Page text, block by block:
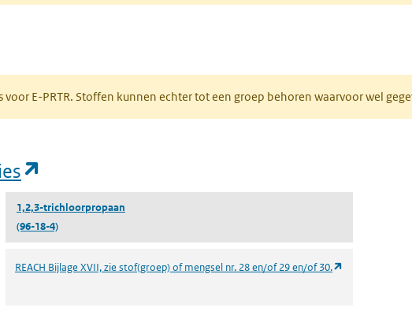
voor E-PRTR. Stoffen kunnen echter tot een groep behoren waarvoor wel
1,2,3-trichloorpropaan
(96-18-4)
REACH Bijlage XVII, zie stof(groep) of mengsel nr. 28 en/of 29 en/of 30.